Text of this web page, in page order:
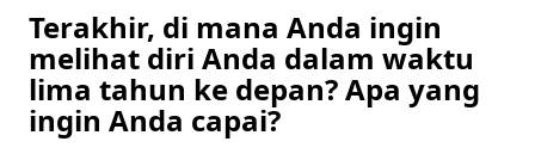
Terakhir, di mana Anda ingin
melihat diri Anda dalam waktu
lima tahun ke depan? Apa yang
ingin Anda capai?